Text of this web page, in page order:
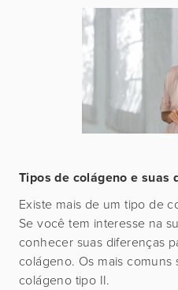
Tipos de colágeno e suas
Existe mais de um tipo de
Se você tem interesse na
conhecer suas diferenças
colágeno. Os mais
colágeno tipo II.